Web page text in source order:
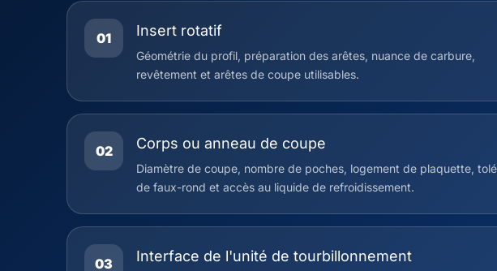
01 Insert rotatif
Géométrie du profil, préparation des arêtes, nuance de carbure,
revêtement et arêtes de coupe utilisables.
02 Corps ou anneau de coupe
Diamètre de coupe, nombre de poches, logement de plaquette,
de faux-rond et accès au liquide de refroidissement.
03 Interface de l'unité de tourbillonnement